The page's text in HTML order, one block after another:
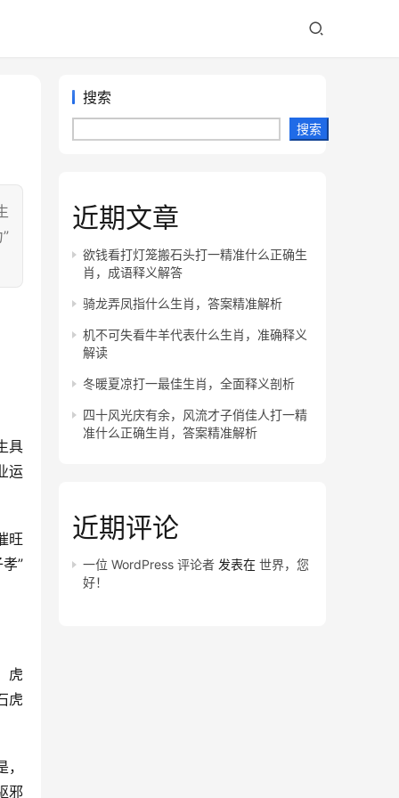
具
运
旺
”
虎
虎
邪
搜索
搜索
近期文章
欲钱看打灯笼搬石头打一精准什么正确生
肖，成语释义解答
骑龙弄凤指什么生肖，答案精准解析
机不可失看牛羊代表什么生肖，准确释义
解读
冬暖夏凉打一最佳生肖，全面释义剖析
四十风光庆有余，风流才子俏佳人打一精
准什么正确生肖，答案精准解析
近期评论
一位 WordPress 评论者 发表在 世界，您
好！